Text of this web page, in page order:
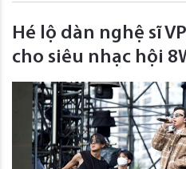
Hé lộ dàn nghệ sĩ
cho siêu nhạc hội